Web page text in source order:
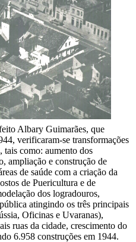
Albary Guimarães, que
verificaram-se transformações
tais como: aumento dos
ampliação e construção de
de saúde com a criação da
de Puericultura e de
dos logradouros,
atingindo os três principais
Oficinas e Uvaranas),
ruas da cidade, crescimento do
6.958 construções em 1944.